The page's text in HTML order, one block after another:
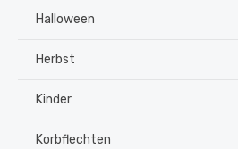
Halloween
Herbst
Kinder
Korbflechten